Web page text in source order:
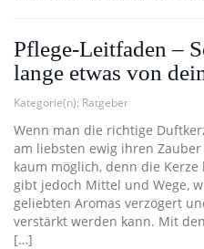
Pflege-Leitfaden –
lange etwas von
Kategorie(n): Ratgeber
Wenn man die richtige
am liebsten ewig ihren
kaum möglich, denn die
gibt jedoch Mittel und Wege,
geliebten Aromas verzögert
verstärkt werden kann. Mit
[…]